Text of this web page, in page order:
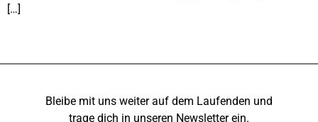
[…]
Bleibe mit uns weiter auf dem Laufenden und
trage dich in unseren Newsletter ein.